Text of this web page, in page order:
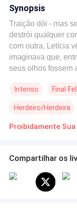
Synopsis
Traição dói - mas
destrói qualquer
com outra, Letícia
imaginava que,
seus olhos fossem
ela já conheceu,
distância e uma
diferente em seu
em um jogo
que quer - e o que
deveria tocar. Mas
Intenso Final
Herdeiro/Herdeira
Diferença de Idade
Compartilhar os